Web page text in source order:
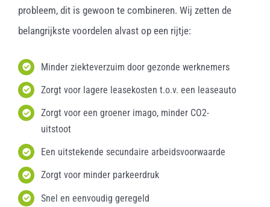
probleem, dit is gewoon te combineren. Wij zetten de
belangrijkste voordelen alvast op een rijtje:
Minder ziekteverzuim door gezonde werknemers
Zorgt voor lagere leasekosten t.o.v. een leaseauto
Zorgt voor een groener imago, minder CO2-
uitstoot
Een uitstekende secundaire arbeidsvoorwaarde
Zorgt voor minder parkeerdruk
Snel en eenvoudig geregeld